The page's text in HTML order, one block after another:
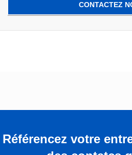
CONTACTEZ
Référencez votre